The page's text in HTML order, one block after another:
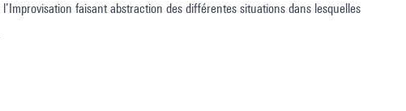
faisant abstraction des différentes situations dans lesquelles